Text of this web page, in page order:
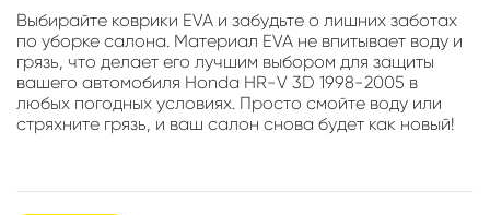
Выбирайте коврики EVA и забудьте о лишних заботах
по уборке салона. Материал EVA не впитывает воду и
грязь, что делает его лучшим выбором для защиты
вашего автомобиля Honda HR-V 3D 1998-2005 в
любых погодных условиях. Просто смойте воду или
стряхните грязь, и ваш салон снова будет как новый!